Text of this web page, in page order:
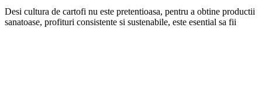
Desi cultura de cartofi nu este pretentioasa, pentru a obtine productii
sanatoase, profituri consistente si sustenabile, este esential sa fii